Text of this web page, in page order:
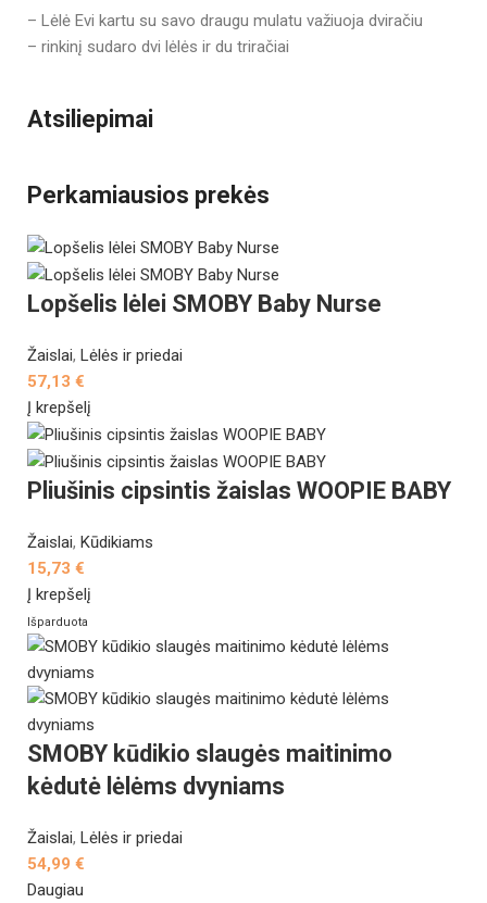
– Lėlė Evi kartu su savo draugu mulatu važiuoja dviračiu
– rinkinį sudaro dvi lėlės ir du triračiai
Atsiliepimai
Perkamiausios prekės
Lopšelis lėlei SMOBY Baby Nurse
Žaislai, Lėlės ir priedai
57,13 €
Į krepšelį
Pliušinis cipsintis žaislas WOOPIE BABY
Žaislai, Kūdikiams
15,73 €
Į krepšelį
Išparduota
SMOBY kūdikio slaugės maitinimo
kėdutė lėlėms dvyniams
Žaislai, Lėlės ir priedai
54,99 €
Daugiau